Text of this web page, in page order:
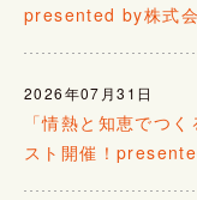
presented by株式
2026年07月31日
「情熱と知恵でつ
スト開催！